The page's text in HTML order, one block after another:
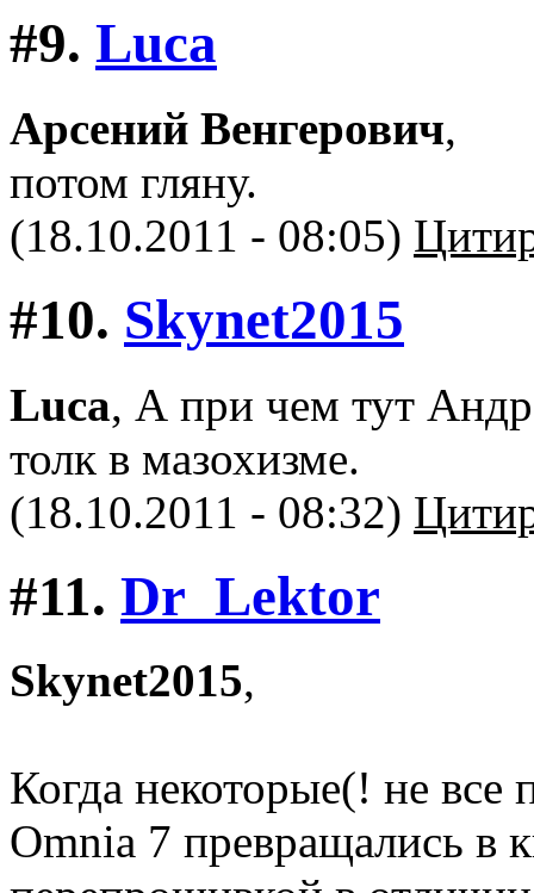
#9. Luca
Арсений Венгерович,
потом гляну.
(18.10.2011 - 08:05)
#10. Skynet2015
Luca, А при чем тут
толк в мазохизме.
(18.10.2011 - 08:32)
#11. Dr_Lektor
Skynet2015,
Когда некоторые(! не все
Omnia 7 превращались в